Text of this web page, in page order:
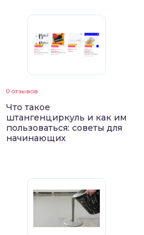
0 отзывов
Что такое
штангенциркуль и как им
пользоваться: советы для
начинающих